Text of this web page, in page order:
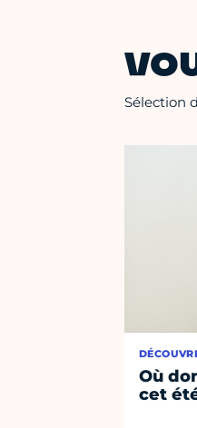
Sélection
Où
cet